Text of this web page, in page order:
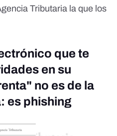
Tributaria la que los
que te
en su
no es de la
es phishing